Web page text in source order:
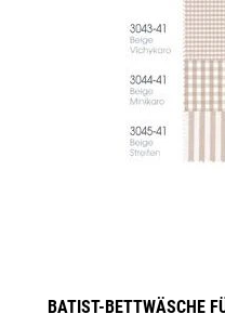
BATIST-BETTWÄSCHE